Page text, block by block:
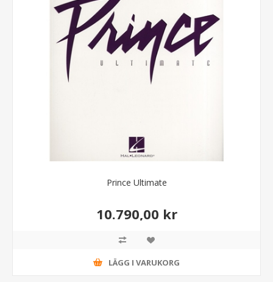
Prince Ultimate
10.790,00 kr
LÄGG I VARUKORG